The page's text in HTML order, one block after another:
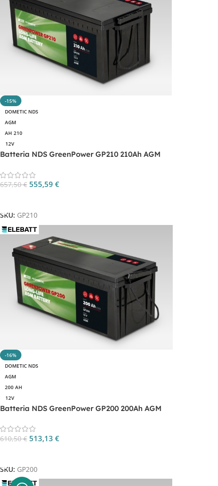
-15%
DOMETIC NDS
AGM
AH 210
12V
Batteria NDS GreenPower GP210 210Ah AGM
657,50€ 555,59 €
SKU: GP210
-16%
DOMETIC NDS
AGM
200 AH
12V
Batteria NDS GreenPower GP200 200Ah AGM
610,50€ 513,13 €
SKU: GP200